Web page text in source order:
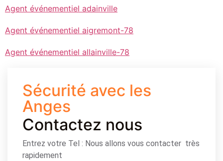
Agent événementiel adainville
Agent événementiel aigremont-78
Agent événementiel allainville-78
Sécurité avec les
Anges
Contactez nous
Entrez votre Tel : Nous allons vous contacter très
rapidement